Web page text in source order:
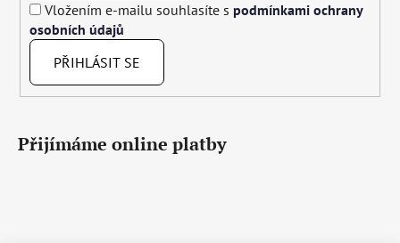
Vložením e-mailu souhlasíte s podmínkami ochrany
osobních údajů
PŘIHLÁSIT SE
Přijímáme online platby